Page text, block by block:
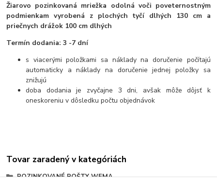
Žiarovo pozinkovaná mriežka odolná voči poveternostným
podmienkam vyrobená z plochých tyčí dlhých 130 cm a
priečnych drážok 100 cm dlhých
Termín dodania: 3 -7 dní
s viacerými položkami sa náklady na doručenie počítajú
automaticky a náklady na doručenie jednej položky sa
znižujú
doba dodania je zvyčajne 3 dni, avšak môže dôjsť k
oneskoreniu v dôsledku počtu objednávok
Tovar zaradený v kategóriách
POZINKOVANÉ ROŠTY WEMA